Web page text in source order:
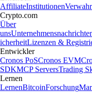
AffiliateInstitutionen
Crypto.com
Über
uns
icherheitLizenzen &
Entwickler
Cronos PoSCronos EVM
SDKMCP ServersTrading
Lernen
LernenBitcoinForschung